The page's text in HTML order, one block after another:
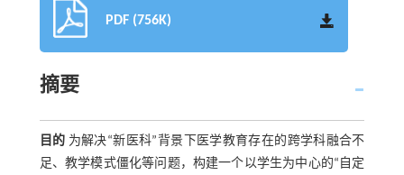
PDF (756K)
摘要
目的 为解决“新医科”背景下医学教育存在的跨学科融合不
足、教学模式僵化等问题，构建一个以学生为中心的“自定